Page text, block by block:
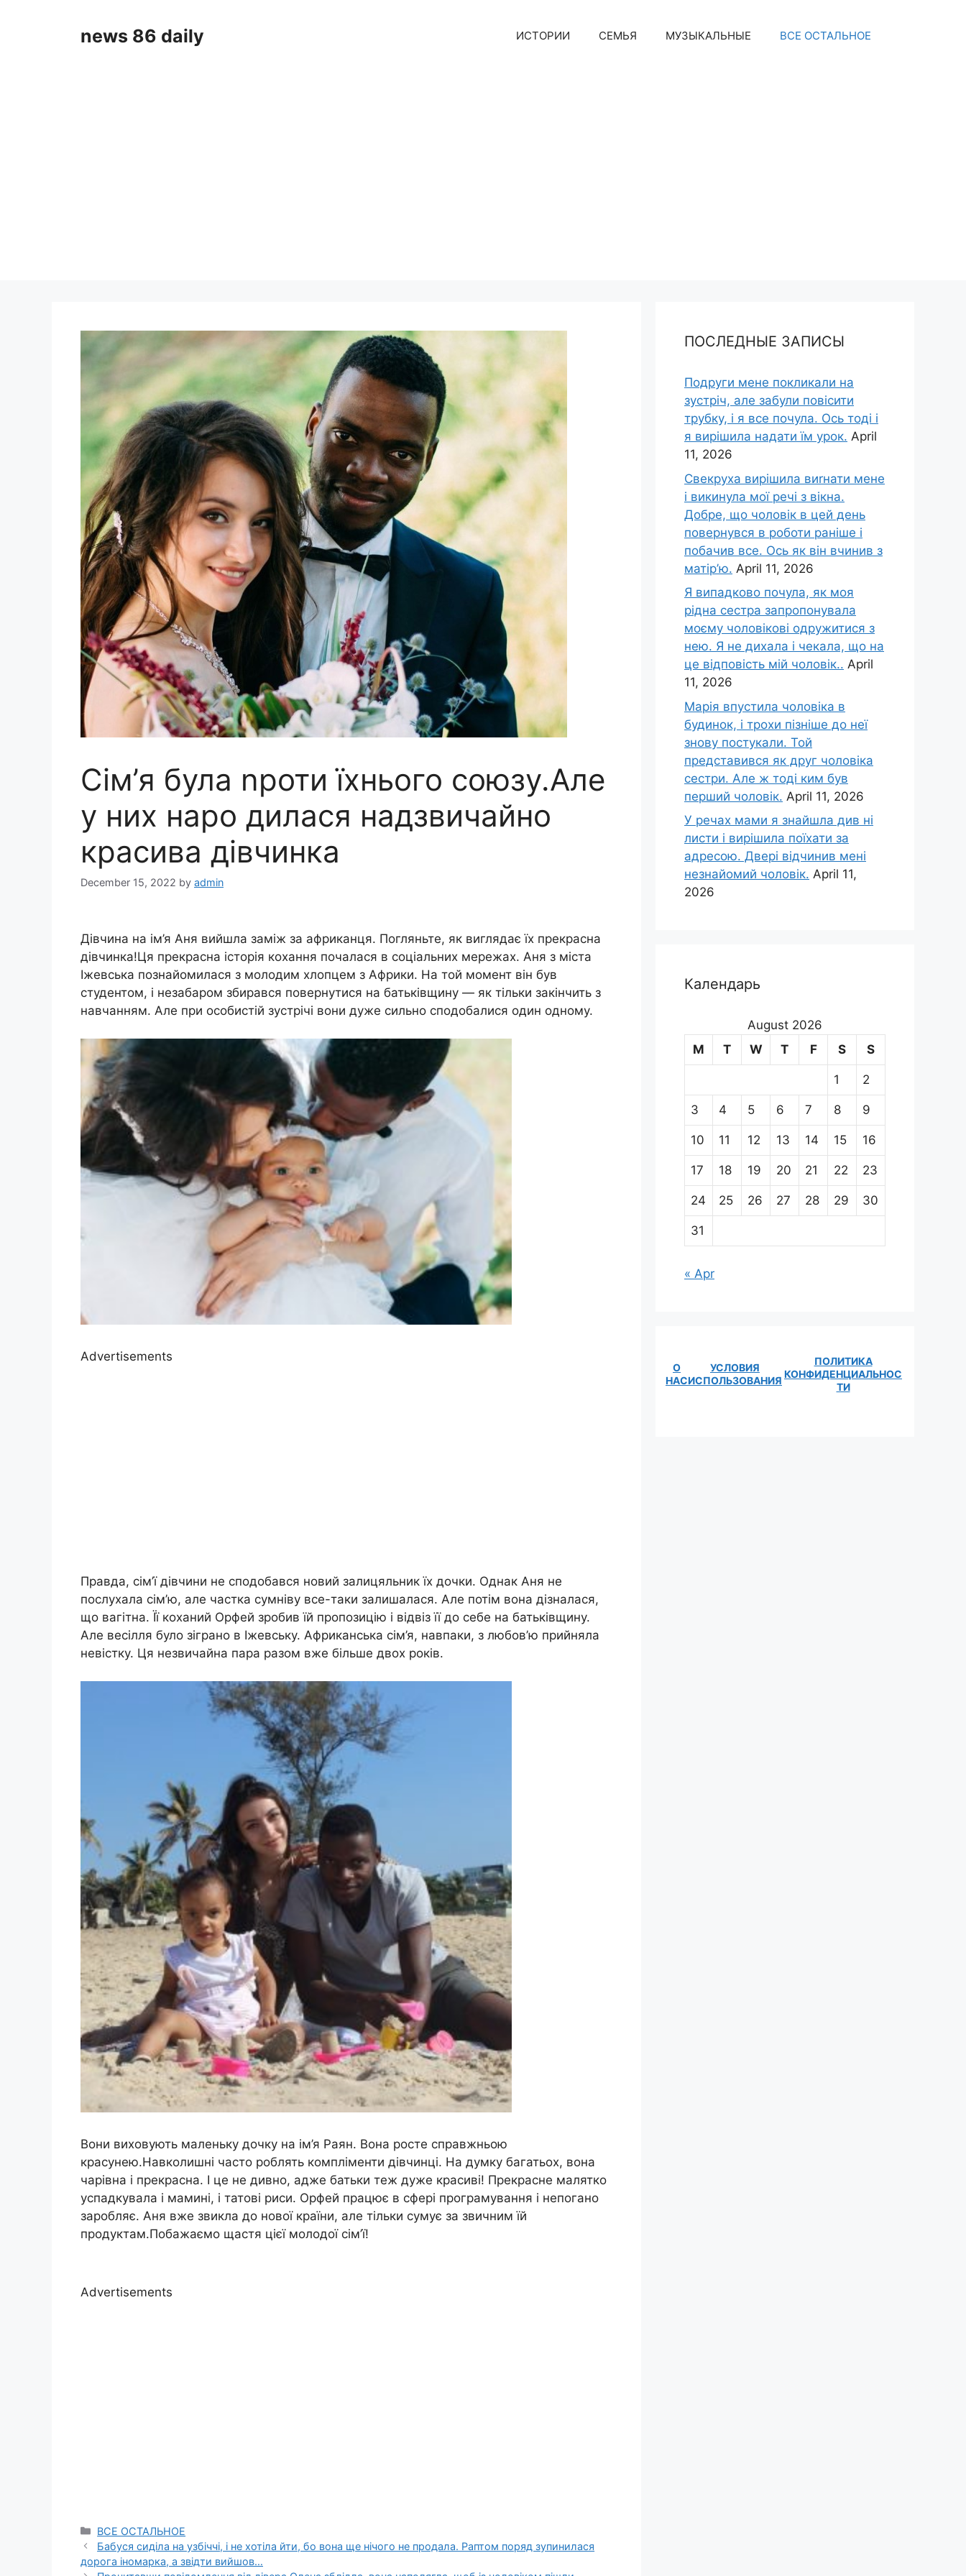
news 86 daily ИСТОРИИ СЕМЬЯ МУЗЫКАЛЬНЫЕ ВСЕ ОСТАЛЬНОЕ
Сім’я була nроти їхнього союзу.Але
у них наро дилася надзвичайно
красива дівчинка
December 15, 2022 by admin
Дівчина на ім’я Аня вийшла заміж за африканця. Погляньте, як виглядає їх прекрасна
дівчинка!Ця прекрасна історія кохання почалася в соціальних мережах. Аня з міста
Іжевська познайомилася з молодим хлопцем з Африки. На той момент він був
студентом, і незабаром збирався повернутися на батьківщину — як тільки закінчить з
навчанням. Але при особистій зустрічі вони дуже сильно сподобалися один одному.
Advertisements
Правда, сім’ї дівчини не сподобався новий залицяльник їх дочки. Однак Аня не
послухала сім’ю, але частка сумніву все-таки залишалася. Але потім вона дізналася,
що вагітна. Її коханий Орфей зробив їй пропозицію і відвіз її до себе на батьківщину.
Але весілля було зіграно в Іжевську. Африканська сім’я, навпаки, з любов’ю прийняла
невістку. Ця незвичайна пара разом вже більше двох років.
Вони виховують маленьку дочку на ім’я Раян. Вона росте справжньою
красунею.Навколишні часто роблять компліменти дівчинці. На думку багатьох, вона
чарівна і прекрасна. І це не дивно, адже батьки теж дуже красиві! Прекрасне малятко
успадкувала і мамині, і татові риси. Орфей працює в сфері програмування і непогано
заробляє. Аня вже звикла до нової країни, але тільки сумує за звичним їй
продуктам.Побажаємо щастя цієї молодої сім’ї!
Advertisements
Categories
ВСЕ ОСТАЛЬНОЕ
Бабуся сиділа на узбіччі, і не хотіла йти, бо вона ще нічого не продала. Раптом поряд зупинилася
дорога іномарка, а звідти вийшов…
ПОСЛЕДНЫЕ ЗАПИСЫ
Подруги мене покликали на
зустріч, але забули повісити
трубку, і я все почула. Ось тоді і
я вирішила надати їм урок. April
11, 2026
Свекруха вирішила виrнати мене
і викинула мої речі з вікна.
Добре, що чоловік в цей день
повернувся в роботи раніше і
побачив все. Ось як він вчинив з
матір’ю. April 11, 2026
Я випадково почула, як моя
рідна сестра запропонувала
моєму чоловікові одружитися з
нею. Я не дихала і чекала, що на
це відповість мій чоловік.. April
11, 2026
Марія впустила чоловіка в
будинок, і трохи пізніше до неї
знову постукали. Той
представився як друг чоловіка
сестри. Але ж тоді ким був
перший чоловік. April 11, 2026
У речах мами я знайшла див ні
листи і вирішила поїхати за
адресою. Двері відчинив мені
незнайомий чоловік. April 11,
2026
Календарь
August 2026
M
T W T F S S
1 2
3 4 5 6 7 8 9
10 11 12 13 14 15 16
17 18 19 20 21 22 23
24 25 26 27 28 29 30
31
« Apr
О
НАС
УСЛОВИЯ
ИСПОЛЬЗОВАНИЯ
ПОЛИТИКА
КОНФИДЕНЦИАЛЬНОС
ТИ